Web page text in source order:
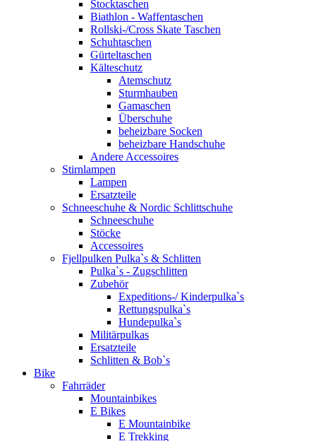
Stocktaschen
Biathlon - Waffentaschen
Rollski-/Cross Skate Taschen
Schuhtaschen
Gürteltaschen
Kälteschutz
Atemschutz
Sturmhauben
Gamaschen
Überschuhe
beheizbare Socken
beheizbare Handschuhe
Andere Accessoires
Stirnlampen
Lampen
Ersatzteile
Schneeschuhe & Nordic Schlittschuhe
Schneeschuhe
Stöcke
Accessoires
Fjellpulken Pulka`s & Schlitten
Pulka`s - Zugschlitten
Zubehör
Expeditions-/ Kinderpulka`s
Rettungspulka`s
Hundepulka`s
Militärpulkas
Ersatzteile
Schlitten & Bob`s
Bike
Fahrräder
Mountainbikes
E Bikes
E Mountainbike
E Trekking